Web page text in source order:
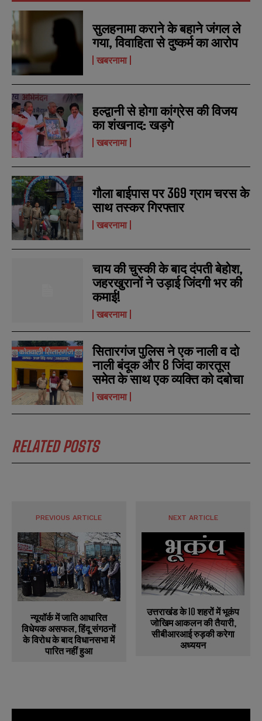
m
a
i
l
*
N
u
m
b
e
r
s
SUBMIT
m
a
i
l
*
N
u
m
b
e
r
s
SUBMIT
सुलहनामा कराने के बहाने जंगल ले
गया, विवाहिता से दुष्कर्म का आरोप
खबरनामा
हल्द्वानी से होगा कांग्रेस की विजय
का शंखनाद: खड़गे
खबरनामा
गौला बाईपास पर 369 ग्राम चरस के
साथ तस्कर गिरफ्तार
खबरनामा
चाय की चुस्की के बाद दंपती बेहोश,
जहरखुरानों ने उड़ाई जिंदगी भर की
कमाई!
खबरनामा
सितारगंज पुलिस ने एक नाली व दो
नाली बंदूक और 8 जिंदा कारतूस
समेत के साथ एक व्यक्ति को दबोचा
खबरनामा
RELATED POSTS
PREVIOUS ARTICLE
न्यूयॉर्क में जाति आधारित
विधेयक असफल, हिंदू संगठनों
के विरोध के बाद विधानसभा में
पारित नहीं हुआ
NEXT ARTICLE
उत्तराखंड के 10 शहरों में भूकंप
जोखिम आकलन की तैयारी,
सीबीआरआई रुड़की करेगा
अध्ययन